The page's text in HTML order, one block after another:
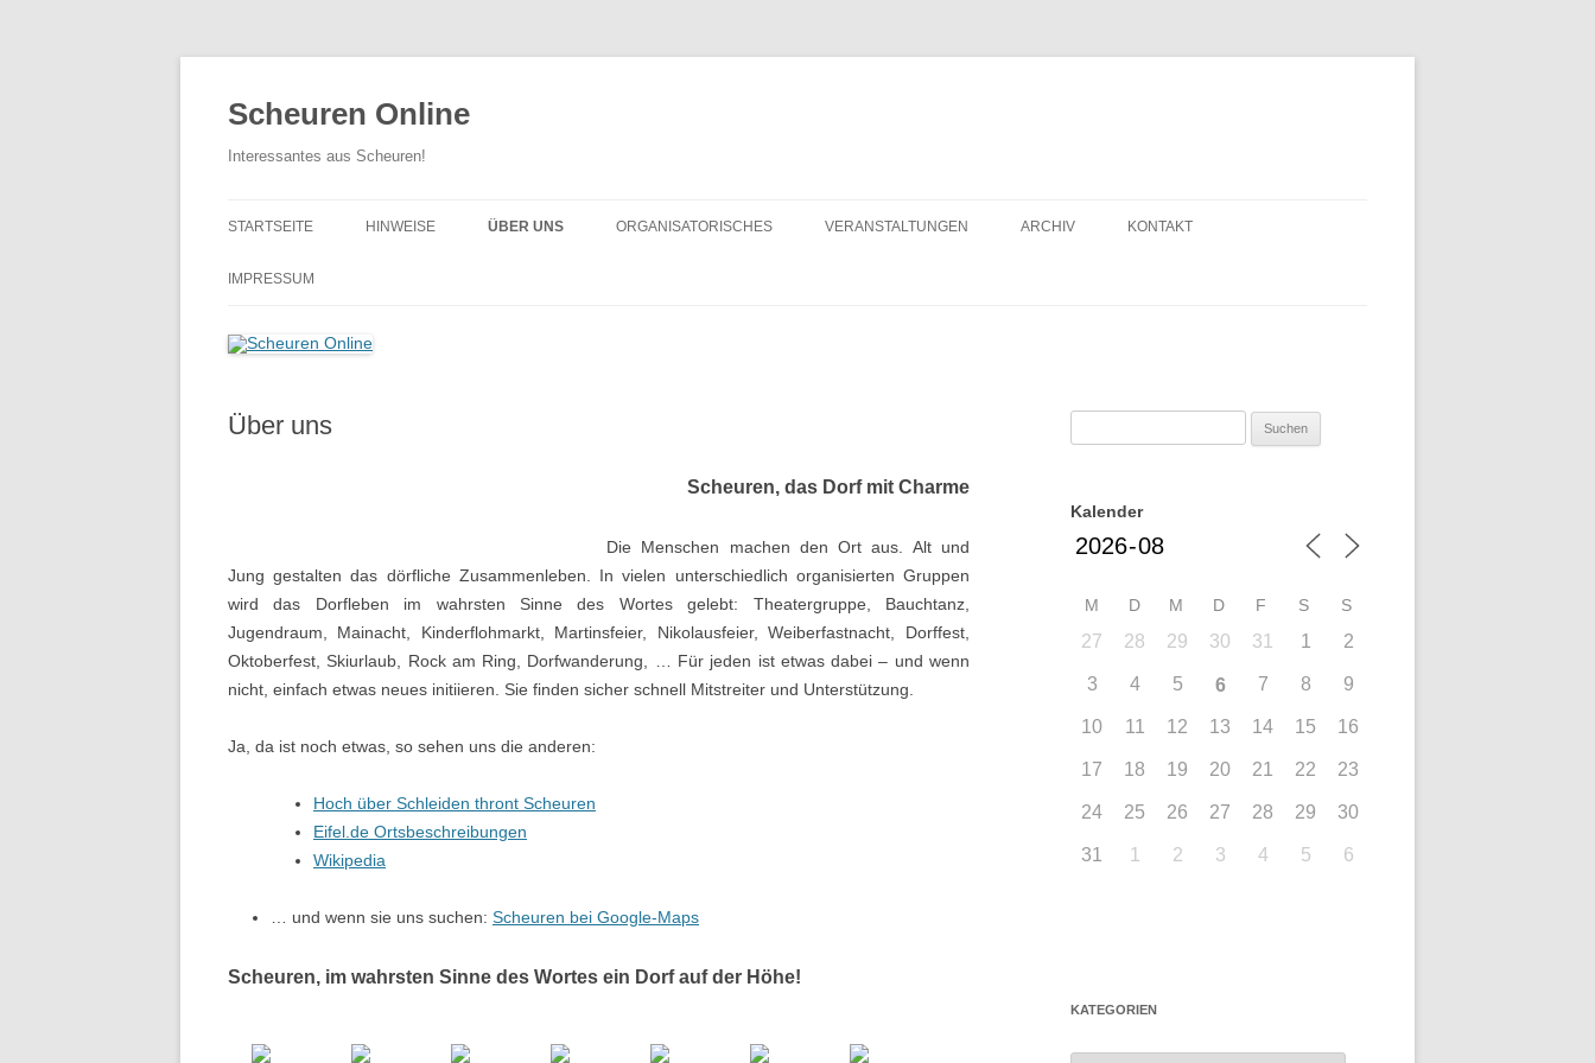
Scheuren Online
Interessantes aus Scheuren!
STARTSEITE HINWEISE ÜBER UNS ORGANISATORISCHES VERANSTALTUNGEN ARCHIV KONTAKT
IMPRESSUM
Über uns
Scheuren, das Dorf mit Charme
Die Menschen machen den Ort aus. Alt und
Jung gestalten das dörfliche Zusammenleben. In vielen unterschiedlich organisierten Gruppen
wird das Dorfleben im wahrsten Sinne des Wortes gelebt: Theatergruppe, Bauchtanz,
Jugendraum, Mainacht, Kinderflohmarkt, Martinsfeier, Nikolausfeier, Weiberfastnacht, Dorffest,
Oktoberfest, Skiurlaub, Rock am Ring, Dorfwanderung, … Für jeden ist etwas dabei – und wenn
nicht, einfach etwas neues initiieren. Sie finden sicher schnell Mitstreiter und Unterstützung.
Ja, da ist noch etwas, so sehen uns die anderen:
Hoch über Schleiden thront Scheuren
Eifel.de Ortsbeschreibungen
Wikipedia
… und wenn sie uns suchen: Scheuren bei Google-Maps
Scheuren, im wahrsten Sinne des Wortes ein Dorf auf der Höhe!
Kalender
M D M D F S S
27 28 29 30 31 1 2
3 4 5 6 7 8 9
10 11 12 13 14 15 16
17 18 19 20 21 22 23
24 25 26 27 28 29 30
31 1 2 3 4 5 6
KATEGORIEN